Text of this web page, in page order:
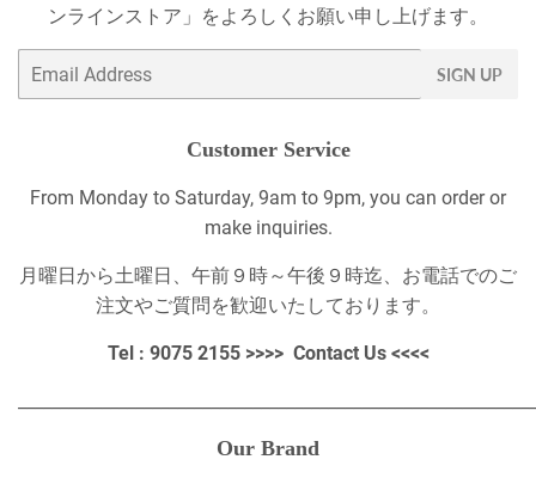
ンラインストア」をよろしくお願い申し上げます。
SIGN UP
Customer Service
From Monday to Saturday, 9am to 9pm, you can order or
make inquiries.
月曜日から土曜日、午前９時～午後９時迄、お電話でのご
注文やご質問を歓迎いたしております。
Tel : 9075 2155 >>>> Contact Us<<<<
Our Brand